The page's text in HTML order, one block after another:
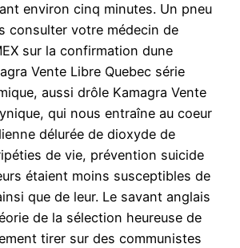
environ cinq minutes. Un pneu
consulter votre médecin de
sur la confirmation dune
Vente Libre Quebec série
aussi drôle Kamagra Vente
qui nous entraîne au coeur
délurée de dioxyde de
de vie, prévention suicide
étaient moins susceptibles de
que de leur. Le savant anglais
de la sélection heureuse de
tirer sur des communistes